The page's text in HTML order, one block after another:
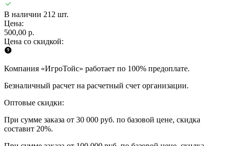
В наличии 212 шт.
Цена:
500,00 р.
Цена со скидкой:
Компания «ИгроТойс» работает по 100% предоплате.
Безналичный расчет на расчетный счет организации.
Оптовые скидки:
При сумме заказа от 30 000 руб. по базовой цене, скидка
составит 20%.